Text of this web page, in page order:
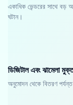
একাধিক ভেন্ডরের সাথে বড়
ঘটান।
ডিজিটাল এবং ঝামেলা
অনুমোদন থেকে বিতরণ